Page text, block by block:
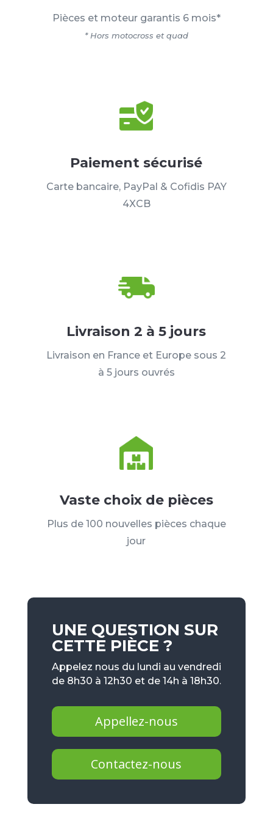
Pièces et moteur garantis 6 mois*
* Hors motocross et quad
Paiement sécurisé
Carte bancaire, PayPal & Cofidis PAY
4XCB
Livraison 2 à 5 jours
Livraison en France et Europe sous 2
à 5 jours ouvrés
Vaste choix de pièces
Plus de 100 nouvelles pièces chaque
jour
UNE QUESTION SUR
CETTE PIÈCE ?
Appelez nous du lundi au vendredi
de 8h30 à 12h30 et de 14h à 18h30.
Appellez-nous
Contactez-nous